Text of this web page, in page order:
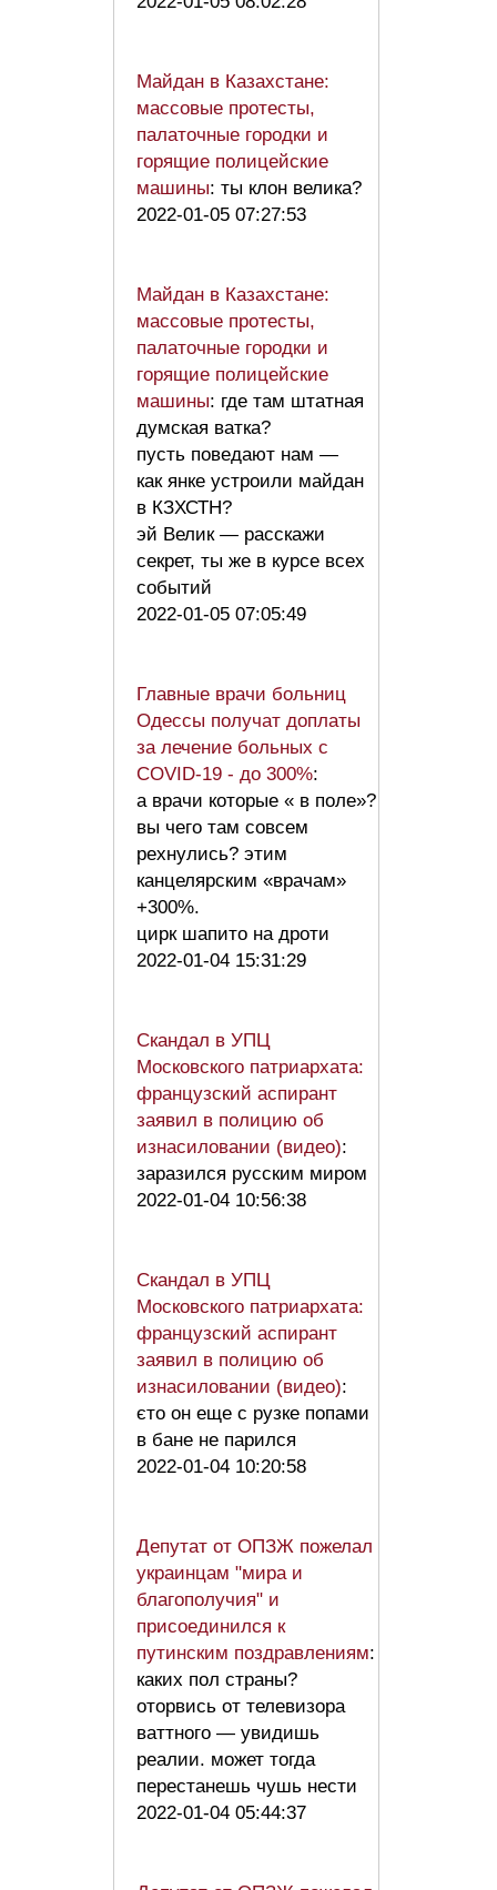
Майдан в Казахстане:
массовые протесты,
палаточные городки и
горящие полицейские
машины: ты клон велика?
2022-01-05 07:27:53
Майдан в Казахстане:
массовые протесты,
палаточные городки и
горящие полицейские
машины: где там штатная
думская ватка?
пусть поведают нам —
как янке устроили майдан
в КЗХСТН?
эй Велик — расскажи
секрет, ты же в курсе всех
событий
2022-01-05 07:05:49
Главные врачи больниц
Одессы получат доплаты
за лечение больных с
COVID-19 - до 300%:
а врачи которые « в поле»?
вы чего там совсем
рехнулись? этим
канцелярским «врачам»
+300%.
цирк шапито на дроти
2022-01-04 15:31:29
Скандал в УПЦ
Московского патриархата:
французский аспирант
заявил в полицию об
изнасиловании (видео):
заразился русским миром
2022-01-04 10:56:38
Скандал в УПЦ
Московского патриархата:
французский аспирант
заявил в полицию об
изнасиловании (видео):
єто он еще с рузке попами
в бане не парился
2022-01-04 10:20:58
Депутат от ОПЗЖ пожелал
украинцам "мира и
благополучия" и
присоединился к
путинским поздравлениям:
каких пол страны?
оторвись от телевизора
ваттного — увидишь
реалии. может тогда
перестанешь чушь нести
2022-01-04 05:44:37